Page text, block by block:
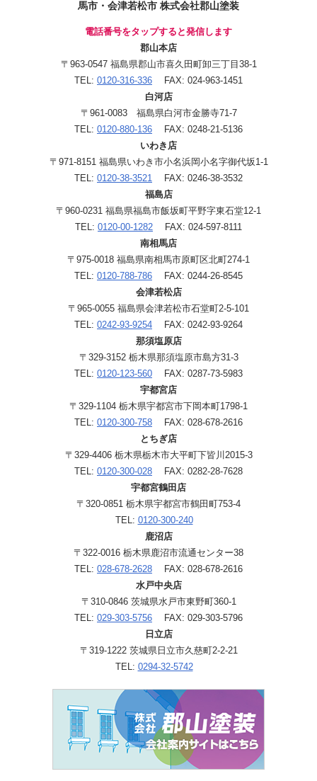
馬市・会津若松市 株式会社郡山塗装
電話番号をタップすると発信します
郡山本店
〒963-0547 福島県郡山市喜久田町卸三丁目38-1
TEL: 0120-316-336 FAX: 024-963-1451
白河店
〒961-0083 福島県白河市金勝寺71-7
TEL: 0120-880-136 FAX: 0248-21-5136
いわき店
〒971-8151 福島県いわき市小名浜岡小名字御代坂1-1
TEL: 0120-38-3521 FAX: 0246-38-3532
福島店
〒960-0231 福島県福島市飯坂町平野字東石堂12-1
TEL: 0120-00-1282 FAX: 024-597-8111
南相馬店
〒975-0018 福島県南相馬市原町区北町274-1
TEL: 0120-788-786 FAX: 0244-26-8545
会津若松店
〒965-0055 福島県会津若松市石堂町2-5-101
TEL: 0242-93-9254 FAX: 0242-93-9264
那須塩原店
〒329-3152 栃木県那須塩原市島方31-3
TEL: 0120-123-560 FAX: 0287-73-5983
宇都宮店
〒329-1104 栃木県宇都宮市下岡本町1798-1
TEL: 0120-300-758 FAX: 028-678-2616
とちぎ店
〒329-4406 栃木県栃木市大平町下皆川2015-3
TEL: 0120-300-028 FAX: 0282-28-7628
宇都宮鶴田店
〒320-0851 栃木県宇都宮市鶴田町753-4
TEL: 0120-300-240
鹿沼店
〒322-0016 栃木県鹿沼市流通センター38
TEL: 028-678-2628 FAX: 028-678-2616
水戸中央店
〒310-0846 茨城県水戸市東野町360-1
TEL: 029-303-5756 FAX: 029-303-5796
日立店
〒319-1222 茨城県日立市久慈町2-2-21
TEL: 0294-32-5742